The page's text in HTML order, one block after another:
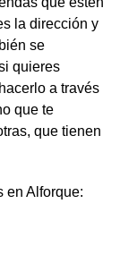
la dirección y
se
quieres
a través
que te
que tienen
en Alforque: